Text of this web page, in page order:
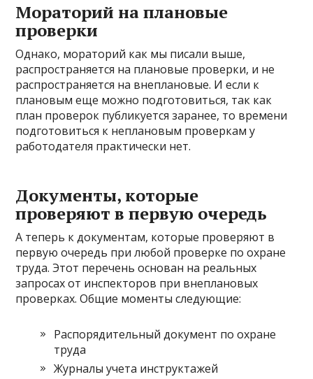
Мораторий на плановые
проверки
Однако, мораторий как мы писали выше,
распространяется на плановые проверки, и не
распространяется на внеплановые. И если к
плановым еще можно подготовиться, так как
план проверок публикуется заранее, то времени
подготовиться к неплановым проверкам у
работодателя практически нет.
Документы, которые
проверяют в первую очередь
А теперь к документам, которые проверяют в
первую очередь при любой проверке по охране
труда. Этот перечень основан на реальных
запросах от инспекторов при внеплановых
проверках. Общие моменты следующие:
Распорядительный документ по охране
труда
Журналы учета инструктажей